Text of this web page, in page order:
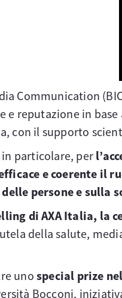
Communication
e reputazione in
con il supporto
in particolare, per
e coerente il
persone e sulla
di AXA Italia, la
della salute,
uno special prize
Bocconi,